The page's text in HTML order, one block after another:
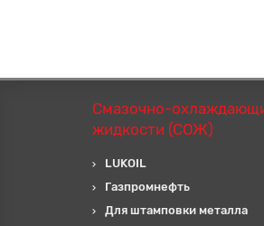
Смазочно-
жидкости (СОЖ)
LUKOIL
Газпромнефть
Для штамповки металла